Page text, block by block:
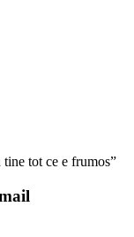
tine tot ce e frumos”